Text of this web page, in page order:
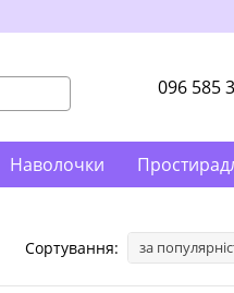
096 585
Наволочки
Сортування: за